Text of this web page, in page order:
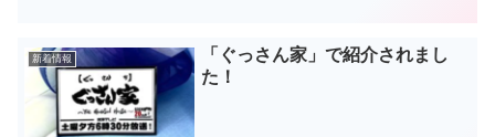
新着情報
「ぐっさん家」で紹介されまし
た！